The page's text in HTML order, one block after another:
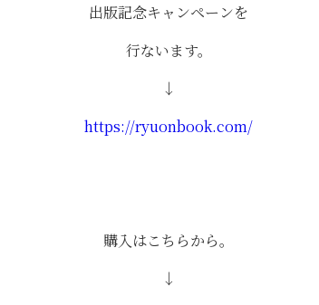
出版記念キャンペーンを
行ないます。
↓
https://ryuonbook.com/
購入はこちらから。
↓